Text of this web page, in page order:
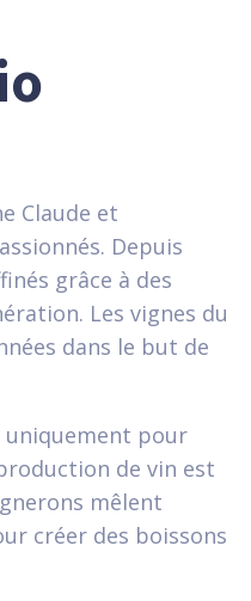
Claude et
Depuis
grâce à des
Les vignes du
dans le but de
pour
de vin est
mêlent
créer des boissons